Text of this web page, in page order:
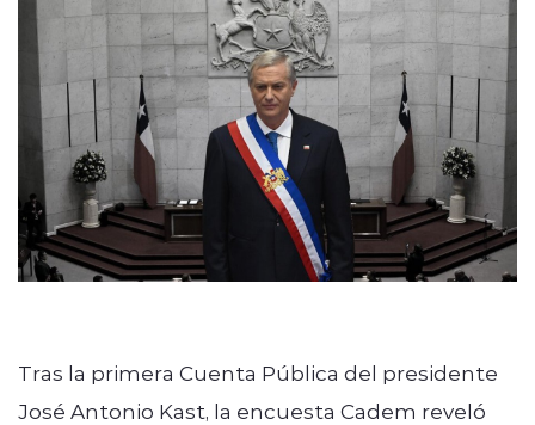
Tras la primera Cuenta Pública del presidente
José Antonio Kast, la encuesta Cadem reveló